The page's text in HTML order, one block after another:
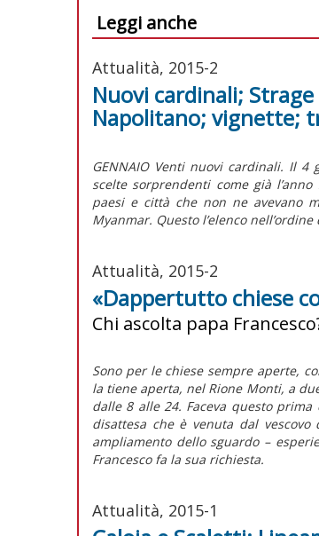
Leggi anche
Attualità, 2015-2
Nuovi cardinali;
Napolitano; vignette;
GENNAIO Venti nuovi cardinali. Il
scelte sorprendenti come già
paesi e città che non ne avevano
Myanmar. Questo l’elenco
Attualità, 2015-2
«Dappertutto chiese
Chi ascolta papa
Sono per le chiese sempre aperte,
la tiene aperta, nel Rione Monti, a
dalle 8 alle 24. Faceva questo
disattesa che è venuta dal
ampliamento dello sguardo –
Francesco fa la sua richiesta.
Attualità, 2015-1